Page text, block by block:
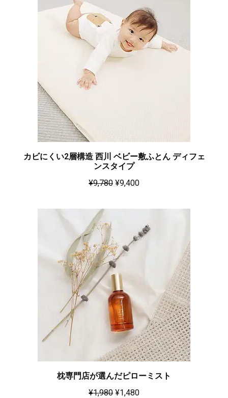
カビにくい2層構造 西川 ベビー敷ふとん ディフェ
ンスタイプ
¥9,780 ¥9,400
枕専門店が選んだピローミスト
¥1,980 ¥1,480